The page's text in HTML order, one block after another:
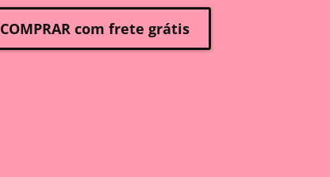
COMPRAR com frete grátis